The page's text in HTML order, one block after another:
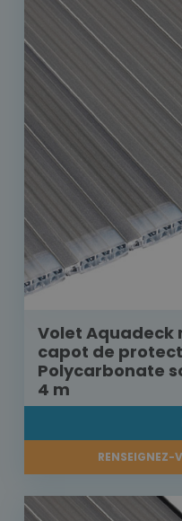
Volet Aquadeck
capot de
Polycarbonate
4 m
RENSEIGNEZ-